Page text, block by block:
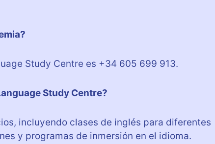
Study Centre es +34 605 699 913.
Study Centre?
incluyendo clases de inglés para diferentes
y programas de inmersión en el idioma.